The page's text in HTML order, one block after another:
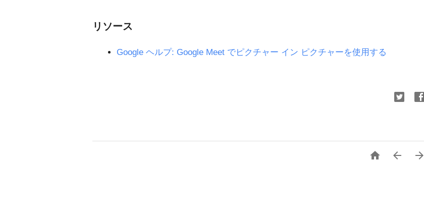
リソース
Google ヘルプ: Google Meet でピクチャー イン ピクチャーを使用する
  